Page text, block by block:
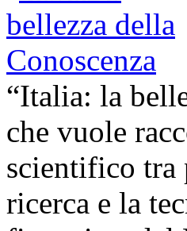
“Italia: la
che vuole
scientifico tra
ricerca e la